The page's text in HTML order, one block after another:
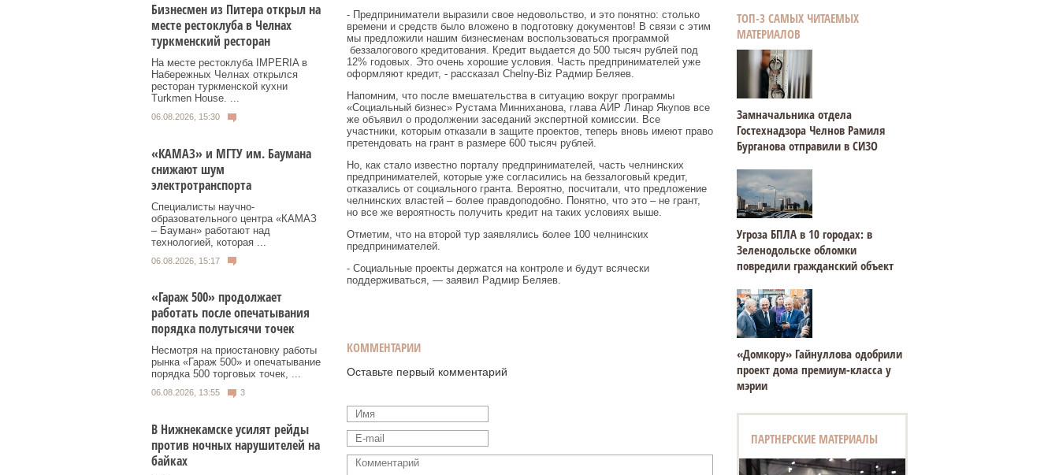
Бизнесмен из Питера открыл на
месте рестоклуба в Челнах
туркменский ресторан
На месте рестоклуба IMPERIA в
Набережных Челнах открылся
ресторан туркменской кухни
Turkmen House. ...
06.08.2026, 15:30
«КАМАЗ» и МГТУ им. Баумана
снижают шум
электротранспорта
Специалисты научно-
образовательного центра «КАМАЗ
– Бауман» работают над
технологией, которая ...
06.08.2026, 15:17
«Гараж 500» продолжает
работать после опечатывания
порядка полутысячи точек
Несмотря на приостановку работы
рынка «Гараж 500» и опечатывание
порядка 500 торговых точек, ...
06.08.2026, 13:55 3
В Нижнекамске усилят рейды
против ночных нарушителей на
байках
- Предприниматели выразили свое недовольство, и это понятно: столько
времени и средств было вложено в подготовку документов! В связи с этим
мы предложили нашим бизнесменам воспользоваться программой
беззалогового кредитования. Кредит выдается до 500 тысяч рублей под
12% годовых. Это очень хорошие условия. Часть предпринимателей уже
оформляют кредит, - рассказал Chelny-Biz Радмир Беляев.
Напомним, что после вмешательства в ситуацию вокруг программы
«Социальный бизнес» Рустама Минниханова, глава АИР Линар Якупов все
же объявил о продолжении заседаний экспертной комиссии. Все
участники, которым отказали в защите проектов, теперь вновь имеют право
претендовать на грант в размере 600 тысяч рублей.
Но, как стало известно порталу предпринимателей, часть челнинских
предпринимателей, которые уже согласились на беззалоговый кредит,
отказались от социального гранта. Вероятно, посчитали, что предложение
челнинских властей – более правдоподобно. Понятно, что это – не грант,
но все же вероятность получить кредит на таких условиях выше.
Отметим, что на второй тур заявлялись более 100 челнинских
предпринимателей.
- Социальные проекты держатся на контроле и будут всячески
поддерживаться, — заявил Радмир Беляев.
КОММЕНТАРИИ
Оставьте первый комментарий
ТОП-3 САМЫХ ЧИТАЕМЫХ
МАТЕРИАЛОВ
Замначальника отдела
Гостехнадзора Челнов Рамиля
Бурганова отправили в СИЗО
Угроза БПЛА в 10 городах: в
Зеленодольске обломки
повредили гражданский объект
«Домкору» Гайнуллова одобрили
проект дома премиум-класса у
мэрии
ПАРТНЕРСКИЕ МАТЕРИАЛЫ